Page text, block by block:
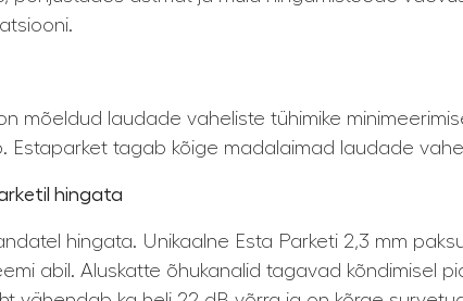
mõeldud laudade vaheliste tühimike
Estaparket tagab kõige madalaimad laudade
hingata
hingata. Unikaalne Esta Parketi 2,3 mm
abil. Aluskatte õhukanalid tagavad kõndimisel